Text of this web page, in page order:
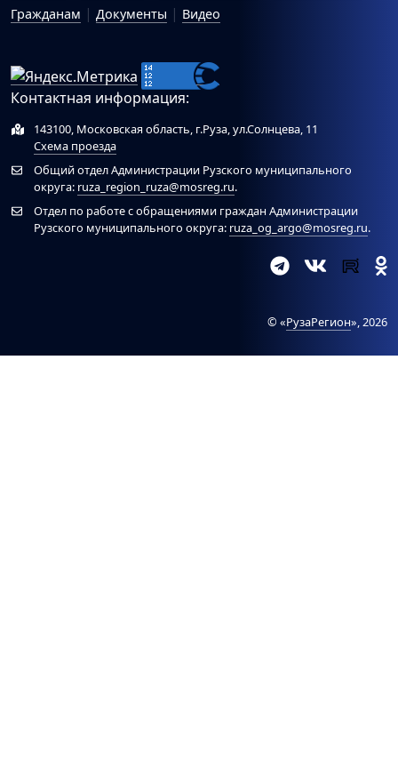
Гражданам
Документы Видео
Контактная информация:
143100, Московская область, г.Руза, ул.Солнцева, 11
Схема проезда
Общий отдел Администрации Рузского муниципального
округа: ruza_region_ruza@mosreg.ru.
Отдел по работе с обращениями граждан Администрации
Рузского муниципального округа: ruza_og_argo@mosreg.ru.
© «РузаРегион», 2026